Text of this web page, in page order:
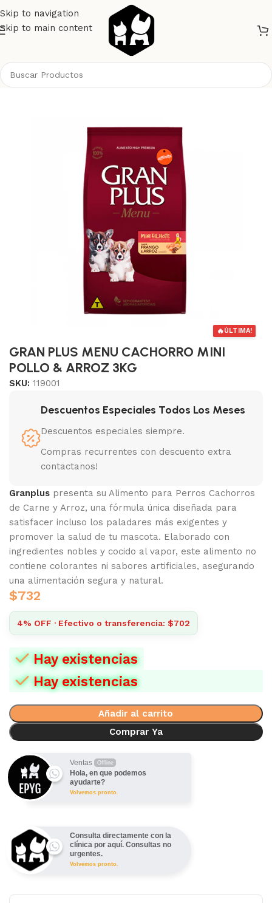
Skip to navigation
Skip to main content
🔥ÚLTIMA!
GRAN PLUS MENU CACHORRO MINI
POLLO & ARROZ 3KG
SKU: 119001
Descuentos Especiales Todos Los Meses
Descuentos especiales siempre.
Compras recurrentes con descuento extra
contactanos!
Granplus presenta su Alimento para Perros Cachorros
de Carne y Arroz, una fórmula única diseñada para
satisfacer incluso los paladares más exigentes y
promover la salud de tu mascota. Elaborado con
ingredientes nobles y cocido al vapor, este alimento no
contiene colorantes ni sabores artificiales, asegurando
una alimentación segura y natural.
$732
4% OFF · Efectivo o transferencia: $702
Hay existencias
Hay existencias
Añadir al carrito
Comprar Ya
Ventas Offline
Hola, en que podemos
ayudarte?
Volvemos pronto.
Consulta directamente con la
clínica por aquí. Consultas no
urgentes.
Volvemos pronto.